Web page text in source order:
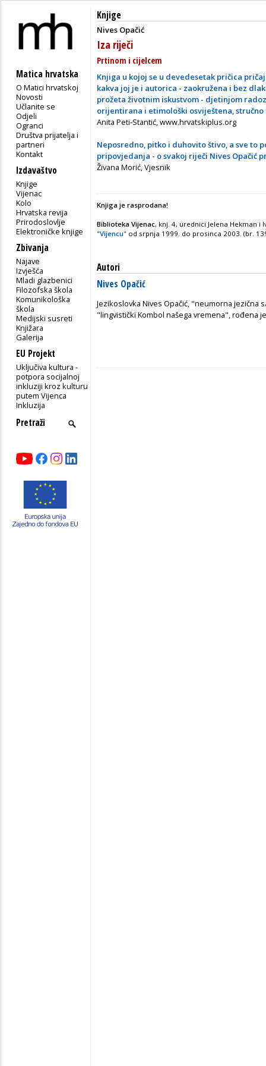
Matica hrvatska
O Matici hrvatskoj
Novosti
Učlanite se
Odjeli
Ogranci
Društva prijatelja i
partneri
Kontakt
Izdavaštvo
Knjige
Vijenac
Kolo
Hrvatska revija
Prirodoslovlje
Elektroničke knjige
Zbivanja
Najave
Izvješća
Mladi glazbenici
Filozofska škola
Komunikološka
škola
Medijski susreti
Knjižara
Galerija
EU Projekt
Uključiva kultura -
potpora socijalnoj
inkluziji kroz kulturu
putem Vijenca
Inkluzija
Knjige
Nives Opačić
Iza riječi
Prtinom i cijelcem
Knjiga u kojoj se u devedesetak pričica
kakva joj je i autorica - zaokružena i bez
prožeta životnim iskustvom - djetinjom
orijentirana i etimološki osviještena,
Anita Peti-Stantić, www.hrvatskiplus.org
Neposredno, pitko i duhovito štivo, a sve to
pripovjedanja - o svakoj riječi Nives Opačić
Živana Morić, Vjesnik
Knjiga je rasprodana!
Biblioteka Vijenac, knj. 4, urednici Jelena Hekman
"Vijencu" od srpnja 1999. do prosinca 2003. (br.
Autori
Nives Opačić
Jezikoslovka Nives Opačić, "neumorna jezična
"lingvistički Kombol našega vremena", rođena